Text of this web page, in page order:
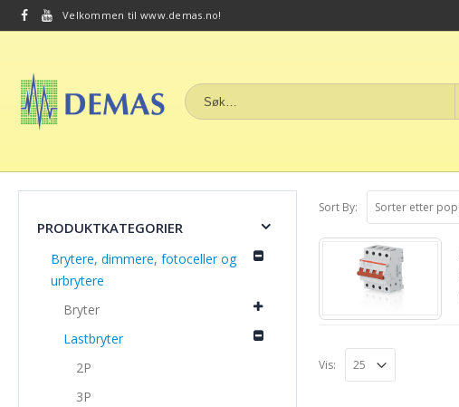
Velkommen til www.demas.no!
Sort By:
Vis:
PRODUKTKATEGORIER
Brytere, dimmere, fotoceller og
urbrytere
Bryter
Lastbryter
2P
3P